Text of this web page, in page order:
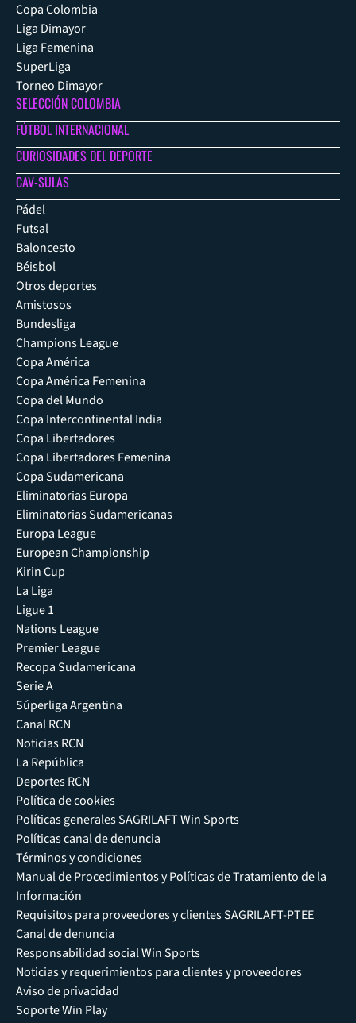
Copa Colombia
Liga Dimayor
Liga Femenina
SuperLiga
Torneo Dimayor
SELECCIÓN COLOMBIA
FÚTBOL INTERNACIONAL
CURIOSIDADES DEL DEPORTE
CAV-SULAS
Pádel
Futsal
Baloncesto
Béisbol
Otros deportes
Amistosos
Bundesliga
Champions League
Copa América
Copa América Femenina
Copa del Mundo
Copa Intercontinental India
Copa Libertadores
Copa Libertadores Femenina
Copa Sudamericana
Eliminatorias Europa
Eliminatorias Sudamericanas
Europa League
European Championship
Kirin Cup
La Liga
Ligue 1
Nations League
Premier League
Recopa Sudamericana
Serie A
Súperliga Argentina
Canal RCN
Noticias RCN
La República
Deportes RCN
Política de cookies
Políticas generales SAGRILAFT Win Sports
Políticas canal de denuncia
Términos y condiciones
Manual de Procedimientos y Políticas de Tratamiento de la
Información
Requisitos para proveedores y clientes SAGRILAFT-PTEE
Canal de denuncia
Responsabilidad social Win Sports
Noticias y requerimientos para clientes y proveedores
Aviso de privacidad
Soporte Win Play